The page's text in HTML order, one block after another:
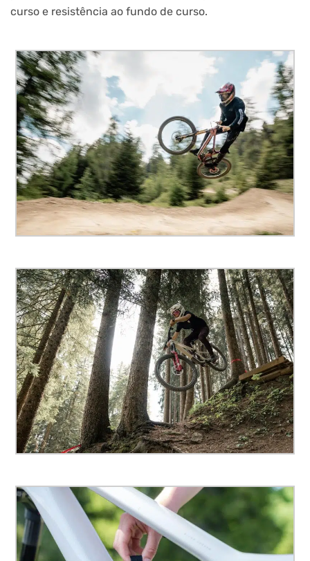
curso e resistência ao fundo de curso.